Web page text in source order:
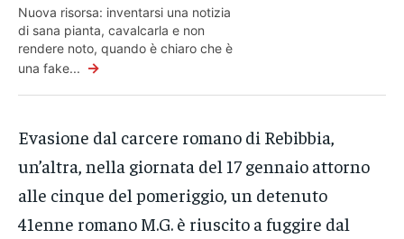
Nuova risorsa: inventarsi una notizia
di sana pianta, cavalcarla e non
rendere noto, quando è chiaro che è
una fake... →
Evasione dal carcere romano di Rebibbia,
un’altra, nella giornata del 17 gennaio attorno
alle cinque del pomeriggio, un detenuto
41enne romano M.G. è riuscito a fuggire dal